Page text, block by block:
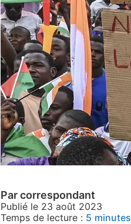
Par correspondant
Publié le 23 août 2023
Temps de lecture : 5 minutes